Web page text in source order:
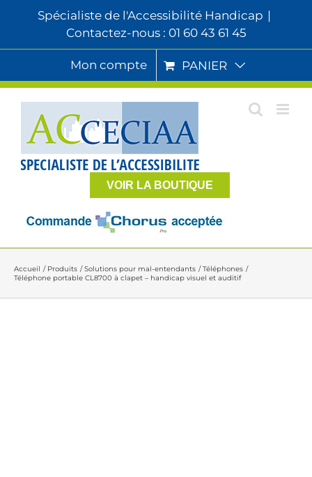
Spécialiste de l'Accessibilité Handicap |
Contactez-nous : 01 60 43 61 45
Mon compte PANIER
VOIR LA BOUTIQUE
Accueil Produits Solutions pour mal-entendants
Téléphones
Téléphone portable CL8700 à clapet – handicap visuel et auditif